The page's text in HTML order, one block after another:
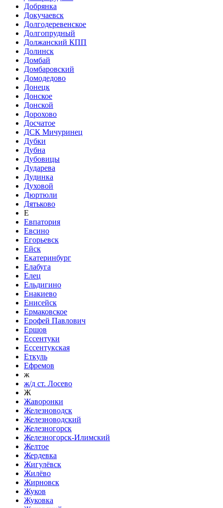
Добрянка
Докучаевск
Долгодеревенское
Долгопрудный
Должанский КПП
Долинск
Домбай
Домбаровский
Домодедово
Донецк
Донское
Донской
Дорохово
Досчатое
ДСК Мичуринец
Дубки
Дубна
Дубовицы
Дударева
Дудинка
Духовой
Дюртюли
Дятьково
Е
Евпатория
Евсино
Егорьевск
Ейск
Екатеринбург
Елабуга
Елец
Ельдигино
Енакиево
Енисейск
Ермаковское
Ерофей Павлович
Ершов
Ессентуки
Ессентукская
Еткуль
Ефремов
ж
ж/д ст. Лосево
Ж
Жаворонки
Железноводск
Железноводский
Железногорск
Железногорск-Илимский
Желтое
Жердевка
Жигулёвск
Жилёво
Жирновск
Жуков
Жуковка